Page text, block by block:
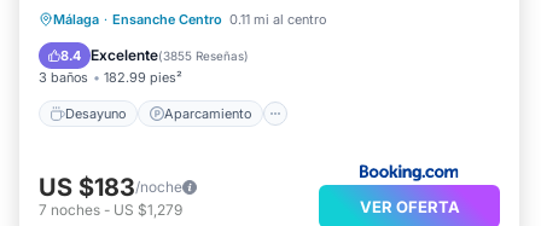
Málaga · Ensanche Centro 0.11 mi al centro
8.4 Excelente(3855 Reseñas)
3 baños 182.99 pies²
Desayuno Aparcamiento
Desayuno
Aparcamiento
Aire acondicionado
US $183/noche
7 noches - US $1,279 VER OFERTA